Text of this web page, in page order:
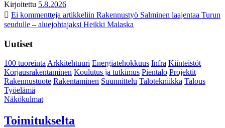
Kirjoitettu 5.8.2026
Ei kommentteja artikkeliin Rakennustyö Salminen laajentaa Turun
seudulle – aluejohtajaksi Heikki Malaska
Uutiset
100 tuoreintaArkkitehtuuri Energiatehokkuus Infra Kiinteistöt
Korjausrakentaminen Koulutus ja tutkimus Pientalo Projektit
Rakennustuote Rakentaminen Suunnittelu Talotekniikka Talous
Työelämä
Näkökulmat
Toimitukselta